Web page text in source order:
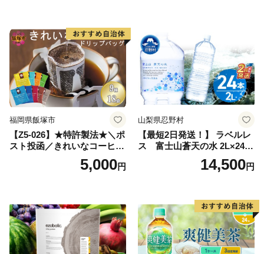
小分け お土産 お取り寄せ グ
ルメ 福岡 九州 福岡県 国産
日本 ふかむし茶 ふかむし 家
庭用 自宅用 ちゃ りょくちゃ
ふかむしちゃ 急須 甘み 川崎
町 送料無料
福岡県飯塚市
【Z5-026】★特許製法★＼ポ
スト投函／きれいなコーヒー
ドリップバッグ9種セット(18
袋)ゆうパケットでお届け！
5,000円
山梨県忍野村
【最短2日発送！】 ラベルレ
ス 富士山蒼天の水 2L×24本
（4ケース）※離島不可 天然
水 ミネラルウォーター 水 ペ
産 シリカ ミネラル 美容 備蓄
防災 長期保存 富士山 山梨県
忍野村
14,500円